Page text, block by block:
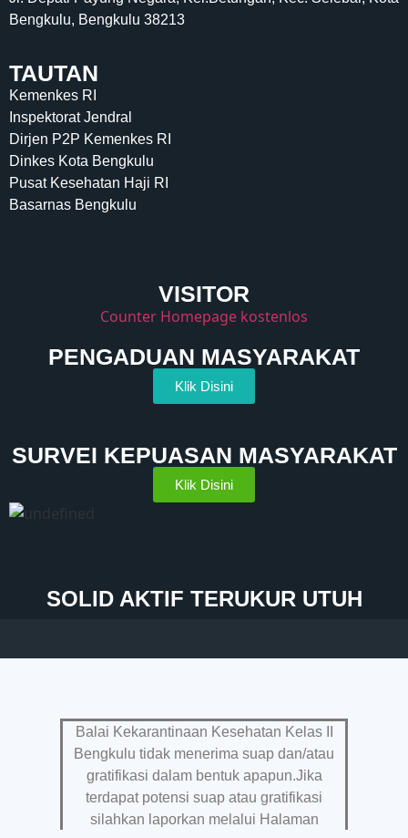
Bengkulu, Bengkulu 38213
TAUTAN
Kemenkes RI
Inspektorat Jendral
Dirjen P2P Kemenkes RI
Dinkes Kota Bengkulu
Pusat Kesehatan Haji RI
Basarnas Bengkulu
VISITOR
Counter Homepage kostenlos
PENGADUAN MASYARAKAT
Klik Disini
SURVEI KEPUASAN MASYARAKAT
Klik Disini
SOLID AKTIF TERUKUR UTUH
Balai Kekarantinaan Kesehatan Kelas II
Bengkulu tidak menerima suap dan/atau
gratifikasi dalam bentuk apapun.Jika
terdapat potensi suap atau gratifikasi
silahkan laporkan melalui Halaman